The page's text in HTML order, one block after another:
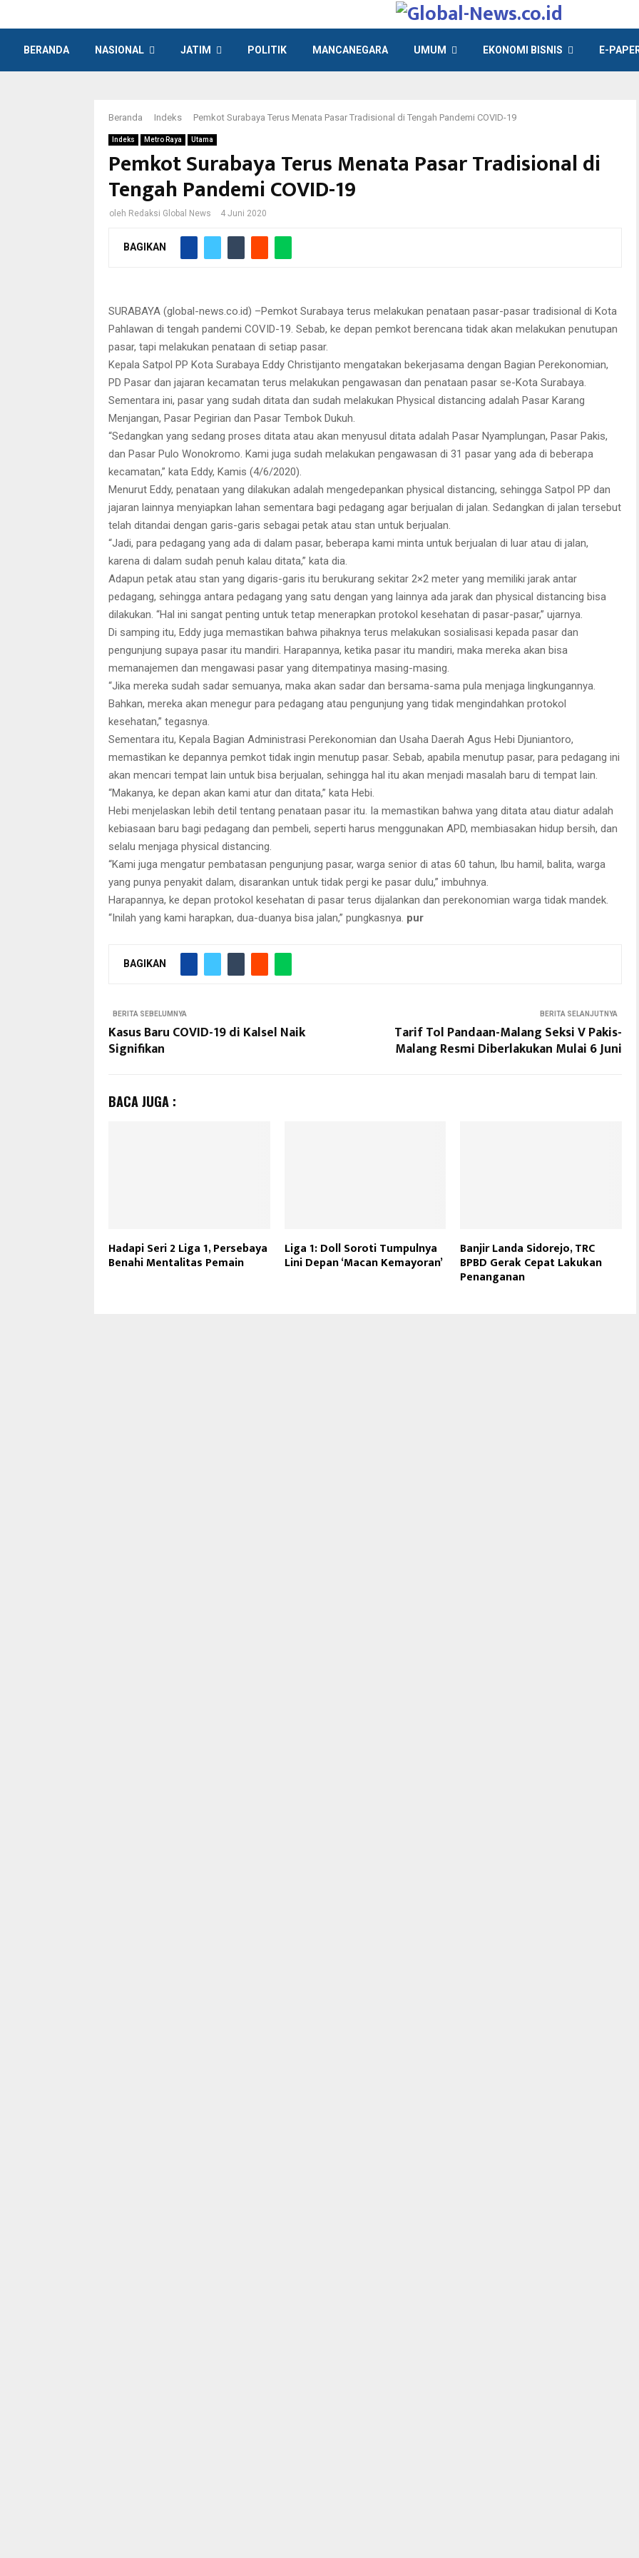
BERANDA NASIONAL JATIM POLITIK MANCANEGARA UMUM EKONOMI BISNIS E-
Beranda Indeks Pemkot Surabaya Terus Menata Pasar Tradisional di Tengah Pandemi COVID-19
Indeks Metro Raya Utama
Pemkot Surabaya Terus Menata Pasar Tradisional di
Tengah Pandemi COVID-19
oleh Redaksi Global News 4 Juni 2020
BAGIKAN
SURABAYA (global-news.co.id) –Pemkot Surabaya terus melakukan penataan pasar-pasar tradisional di Kota
Pahlawan di tengah pandemi COVID-19. Sebab, ke depan pemkot berencana tidak akan melakukan penutupan
pasar, tapi melakukan penataan di setiap pasar.
Kepala Satpol PP Kota Surabaya Eddy Christijanto mengatakan bekerjasama dengan Bagian Perekonomian,
PD Pasar dan jajaran kecamatan terus melakukan pengawasan dan penataan pasar se-Kota Surabaya.
Sementara ini, pasar yang sudah ditata dan sudah melakukan Physical distancing adalah Pasar Karang
Menjangan, Pasar Pegirian dan Pasar Tembok Dukuh.
“Sedangkan yang sedang proses ditata atau akan menyusul ditata adalah Pasar Nyamplungan, Pasar Pakis,
dan Pasar Pulo Wonokromo. Kami juga sudah melakukan pengawasan di 31 pasar yang ada di beberapa
kecamatan,” kata Eddy, Kamis (4/6/2020).
Menurut Eddy, penataan yang dilakukan adalah mengedepankan physical distancing, sehingga Satpol PP dan
jajaran lainnya menyiapkan lahan sementara bagi pedagang agar berjualan di jalan. Sedangkan di jalan tersebut
telah ditandai dengan garis-garis sebagai petak atau stan untuk berjualan.
“Jadi, para pedagang yang ada di dalam pasar, beberapa kami minta untuk berjualan di luar atau di jalan,
karena di dalam sudah penuh kalau ditata,” kata dia.
Adapun petak atau stan yang digaris-garis itu berukurang sekitar 2×2 meter yang memiliki jarak antar
pedagang, sehingga antara pedagang yang satu dengan yang lainnya ada jarak dan physical distancing bisa
dilakukan. “Hal ini sangat penting untuk tetap menerapkan protokol kesehatan di pasar-pasar,” ujarnya.
Di samping itu, Eddy juga memastikan bahwa pihaknya terus melakukan sosialisasi kepada pasar dan
pengunjung supaya pasar itu mandiri. Harapannya, ketika pasar itu mandiri, maka mereka akan bisa
memanajemen dan mengawasi pasar yang ditempatinya masing-masing.
“Jika mereka sudah sadar semuanya, maka akan sadar dan bersama-sama pula menjaga lingkungannya.
Bahkan, mereka akan menegur para pedagang atau pengunjung yang tidak mengindahkan protokol
kesehatan,” tegasnya.
Sementara itu, Kepala Bagian Administrasi Perekonomian dan Usaha Daerah Agus Hebi Djuniantoro,
memastikan ke depannya pemkot tidak ingin menutup pasar. Sebab, apabila menutup pasar, para pedagang ini
akan mencari tempat lain untuk bisa berjualan, sehingga hal itu akan menjadi masalah baru di tempat lain.
“Makanya, ke depan akan kami atur dan ditata,” kata Hebi.
Hebi menjelaskan lebih detil tentang penataan pasar itu. Ia memastikan bahwa yang ditata atau diatur adalah
kebiasaan baru bagi pedagang dan pembeli, seperti harus menggunakan APD, membiasakan hidup bersih, dan
selalu menjaga physical distancing.
“Kami juga mengatur pembatasan pengunjung pasar, warga senior di atas 60 tahun, Ibu hamil, balita, warga
yang punya penyakit dalam, disarankan untuk tidak pergi ke pasar dulu,” imbuhnya.
Harapannya, ke depan protokol kesehatan di pasar terus dijalankan dan perekonomian warga tidak mandek.
“Inilah yang kami harapkan, dua-duanya bisa jalan,” pungkasnya. pur
BAGIKAN
BERITA SEBELUMNYA
Kasus Baru COVID-19 di Kalsel Naik
Signifikan
BERITA SELANJUTNYA
Tarif Tol Pandaan-Malang Seksi V Pakis-
Malang Resmi Diberlakukan Mulai 6 Juni
BACA JUGA :
Hadapi Seri 2 Liga 1, Persebaya
Benahi Mentalitas Pemain
Liga 1: Doll Soroti Tumpulnya
Lini Depan ‘Macan Kemayoran’
Banjir Landa Sidorejo, TRC
BPBD Gerak Cepat Lakukan
Penanganan